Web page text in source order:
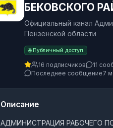
БЕКОВСКОГО
Официальный канал
Пензенской области
🌐 Публичный доступ
16 подписчиков 11
Последнее сообщение7
Описание
АДМИНИСТРАЦИЯ РАБОЧЕГО